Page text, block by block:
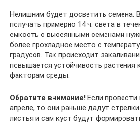
Нелишним будет досветить семена.
получать примерно 14 ч. света в
емкость с высеянными семенами
более прохладное место с
градусов. Так происходит
повышается устойчивость растения
факторам среды.
Обратите внимание! Если провести
апреле, то они раньше дадут
листья и сам куст будут